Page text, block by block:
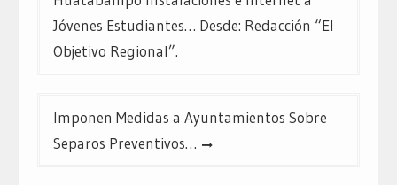
entradas
Jóvenes Estudiantes… Desde: Redacción “El
Objetivo Regional”.
Imponen Medidas a Ayuntamientos Sobre
Separos Preventivos…